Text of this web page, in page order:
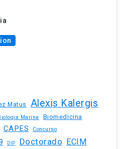
Matus Alexis Kalergis
Marina Biomedicina
CAPES Concurso
DIP Doctorado ECIM